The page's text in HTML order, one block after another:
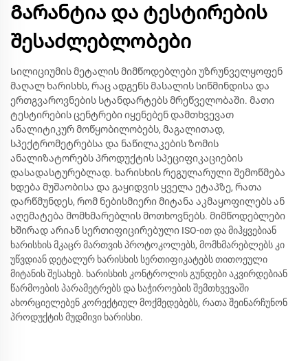
Გარანტია და ტესტირების
შესაძლებლობები
Სილიციუმის მეტალის მიმწოდებლები უზრუნველყოფენ
მაღალ ხარისხს, რაც ადგენს მასალის სიწმინდისა და
ერთგვაროვნების სტანდარტებს მრეწველობაში. მათი
ტესტირების ცენტრები იყენებენ დამთხვევათ
ანალიტიკურ მოწყობილობებს, მაგალითად,
სპექტრომეტრებსა და ნაწილაკების ზომის
ანალიზატორებს პროდუქტის სპეციფიკაციების
დასადასტურებლად. ხარისხის რეგულარული შემოწმება
ხდება მუშაობისა და გაყიდვის ყველა ეტაპზე, რათა
დარწმუნდეს, რომ ნებისმიერი მიტანა აკმაყოფილებს ან
აღემატება მომხმარებლის მოთხოვნებს. მიმწოდებლები
ხშირად არიან სერთიფიცირებული ISO-ით და მიჰყვებიან
ხარისხის მკაცრ მართვის პროტოკოლებს, მომხმარებლებს კი
უწვდიან დეტალურ ხარისხის სერთიფიკატებს თითოეული
მიტანის შესახებ. ხარისხის კონტროლის გუნდები აკვირდებიან
წარმოების პარამეტრებს და საჭიროების შემთხვევაში
ახორციელებენ კორექტიულ მოქმედებებს, რათა შეინარჩუნონ
პროდუქტის მუდმივი ხარისხი.